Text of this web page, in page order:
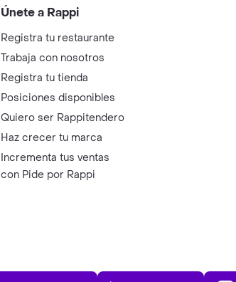
Únete a Rappi
Registra tu restaurante
Trabaja con nosotros
Registra tu tienda
Posiciones disponibles
Quiero ser Rappitendero
Haz crecer tu marca
Incrementa tus ventas
con Pide por Rappi
App Store Play Store